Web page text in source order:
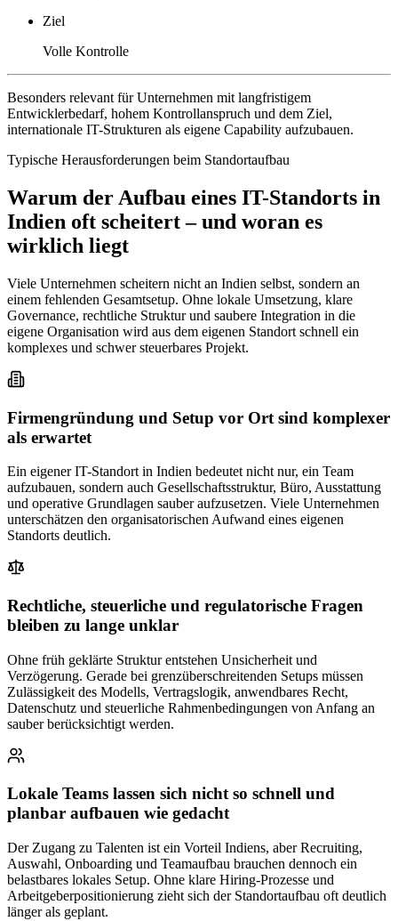
Ziel
Volle Kontrolle
Besonders relevant für Unternehmen mit langfristigem
Entwicklerbedarf, hohem Kontrollanspruch und dem Ziel,
internationale IT-Strukturen als eigene Capability aufzubauen.
Typische Herausforderungen beim Standortaufbau
Warum der Aufbau eines IT-Standorts in
Indien oft scheitert – und woran es
wirklich liegt
Viele Unternehmen scheitern nicht an Indien selbst, sondern an
einem fehlenden Gesamtsetup. Ohne lokale Umsetzung, klare
Governance, rechtliche Struktur und saubere Integration in die
eigene Organisation wird aus dem eigenen Standort schnell ein
komplexes und schwer steuerbares Projekt.
Firmengründung und Setup vor Ort sind komplexer
als erwartet
Ein eigener IT-Standort in Indien bedeutet nicht nur, ein Team
aufzubauen, sondern auch Gesellschaftsstruktur, Büro, Ausstattung
und operative Grundlagen sauber aufzusetzen. Viele Unternehmen
unterschätzen den organisatorischen Aufwand eines eigenen
Standorts deutlich.
Rechtliche, steuerliche und regulatorische Fragen
bleiben zu lange unklar
Ohne früh geklärte Struktur entstehen Unsicherheit und
Verzögerung. Gerade bei grenzüberschreitenden Setups müssen
Zulässigkeit des Modells, Vertragslogik, anwendbares Recht,
Datenschutz und steuerliche Rahmenbedingungen von Anfang an
sauber berücksichtigt werden.
Lokale Teams lassen sich nicht so schnell und
planbar aufbauen wie gedacht
Der Zugang zu Talenten ist ein Vorteil Indiens, aber Recruiting,
Auswahl, Onboarding und Teamaufbau brauchen dennoch ein
belastbares lokales Setup. Ohne klare Hiring-Prozesse und
Arbeitgeberpositionierung zieht sich der Standortaufbau oft deutlich
länger als geplant.